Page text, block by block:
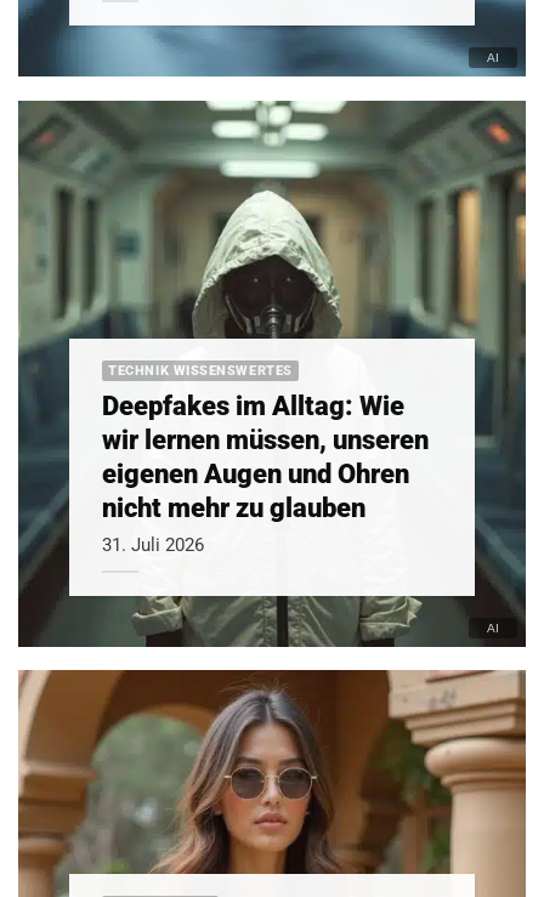
TECHNIK WISSENSWERTES
Deepfakes im Alltag: Wie
wir lernen müssen, unseren
eigenen Augen und Ohren
nicht mehr zu glauben
31. Juli 2026